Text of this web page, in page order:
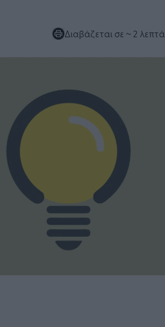
Διαβάζεται σε ~ 2 λεπτά